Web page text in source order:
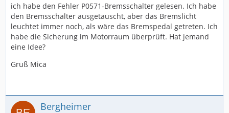
ich habe den Fehler P0571-Bremsschalter gelesen. Ich habe
den Bremsschalter ausgetauscht, aber das Bremslicht
leuchtet immer noch, als wäre das Bremspedal getreten. Ich
habe die Sicherung im Motorraum überprüft. Hat jemand
eine Idee?
Gruß Mica
Bergheimer